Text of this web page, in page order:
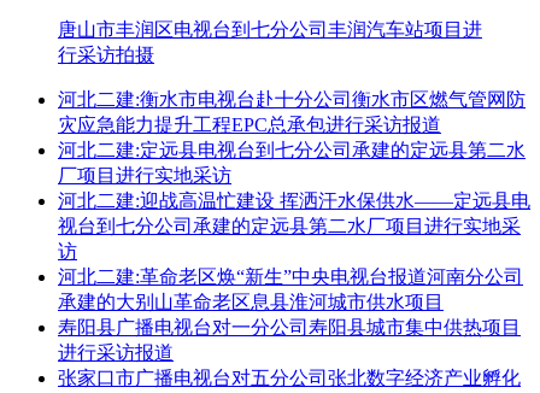
唐山市丰润区电视台到七分公司丰润汽车站项目进
行采访拍摄
河北二建:衡水市电视台赴十分公司衡水市区燃气管网防
灾应急能力提升工程EPC总承包进行采访报道
河北二建:定远县电视台到七分公司承建的定远县第二水
厂项目进行实地采访
河北二建:迎战高温忙建设 挥洒汗水保供水——定远县电
视台到七分公司承建的定远县第二水厂项目进行实地采
访
河北二建:革命老区焕“新生”中央电视台报道河南分公司
承建的大别山革命老区息县淮河城市供水项目
寿阳县广播电视台对一分公司寿阳县城市集中供热项目
进行采访报道
张家口市广播电视台对五分公司张北数字经济产业孵化